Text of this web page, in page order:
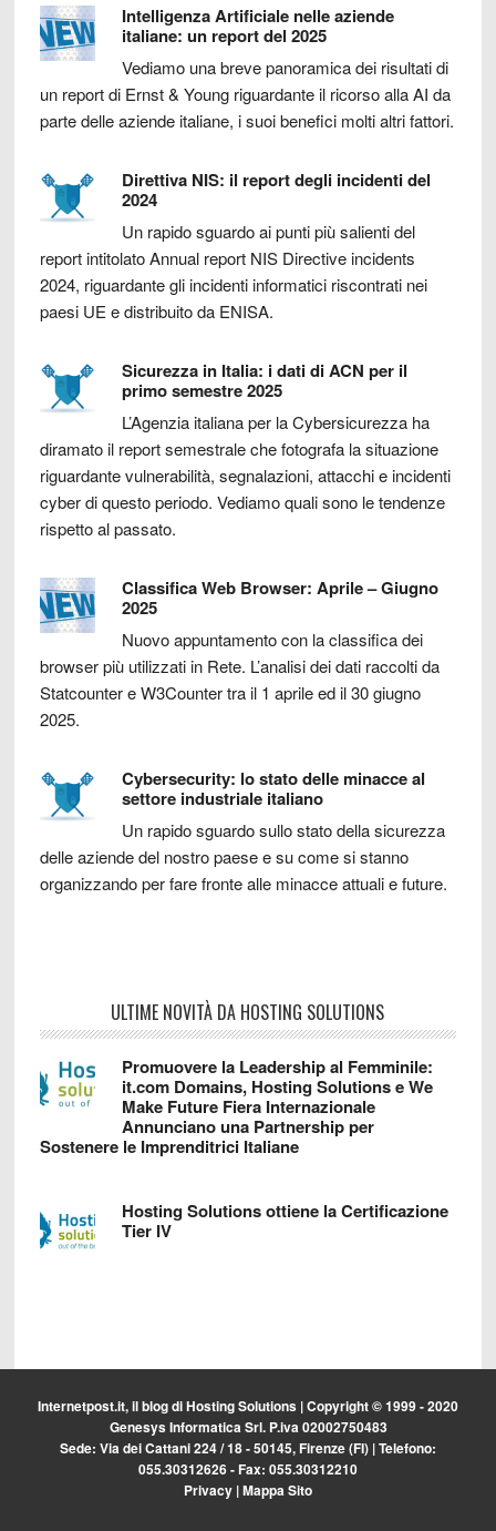
Intelligenza Artificiale nelle aziende
italiane: un report del 2025
Vediamo una breve panoramica dei risultati di
un report di Ernst & Young riguardante il ricorso alla AI da
parte delle aziende italiane, i suoi benefici molti altri fattori.
Direttiva NIS: il report degli incidenti del
2024
Un rapido sguardo ai punti più salienti del
report intitolato Annual report NIS Directive incidents
2024, riguardante gli incidenti informatici riscontrati nei
paesi UE e distribuito da ENISA.
Sicurezza in Italia: i dati di ACN per il
primo semestre 2025
L’Agenzia italiana per la Cybersicurezza ha
diramato il report semestrale che fotografa la situazione
riguardante vulnerabilità, segnalazioni, attacchi e incidenti
cyber di questo periodo. Vediamo quali sono le tendenze
rispetto al passato.
Classifica Web Browser: Aprile – Giugno
2025
Nuovo appuntamento con la classifica dei
browser più utilizzati in Rete. L’analisi dei dati raccolti da
Statcounter e W3Counter tra il 1 aprile ed il 30 giugno
2025.
Cybersecurity: lo stato delle minacce al
settore industriale italiano
Un rapido sguardo sullo stato della sicurezza
delle aziende del nostro paese e su come si stanno
organizzando per fare fronte alle minacce attuali e future.
ULTIME NOVITÀ DA HOSTING SOLUTIONS
Promuovere la Leadership al Femminile:
it.com Domains, Hosting Solutions e We
Make Future Fiera Internazionale
Annunciano una Partnership per
Sostenere le Imprenditrici Italiane
Hosting Solutions ottiene la Certificazione
Tier IV
Internetpost.it, il blog diHosting Solutions | Copyright © 1999 - 2020
Genesys Informatica Srl. P.iva 02002750483
Sede: Via dei Cattani 224 / 18 - 50145, Firenze (FI) | Telefono:
055.30312626 - Fax: 055.30312210
Privacy |Mappa Sito